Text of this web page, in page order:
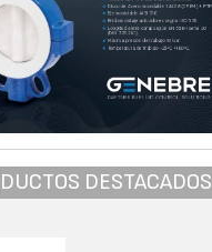
DESTACADOS